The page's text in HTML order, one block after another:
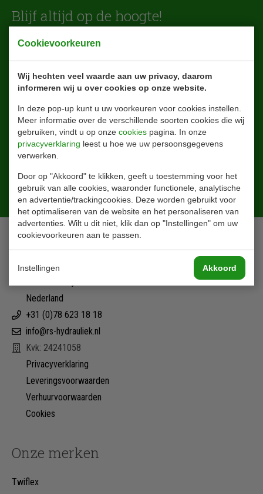
Cookievoorkeuren
Wij hechten veel waarde aan uw privacy, daarom
informeren wij u over cookies op onze website.
In deze pop-up kunt u uw voorkeuren voor cookies instellen.
Meer informatie over de verschillende soorten cookies die wij
gebruiken, vindt u op onze cookies pagina. In onze
privacyverklaring leest u hoe we uw persoonsgegevens
verwerken.
Door op "Akkoord" te klikken, geeft u toestemming voor het
gebruik van alle cookies, waaronder functionele, analytische
en advertentie/trackingcookies. Deze worden gebruikt voor
het optimaliseren van de website en het personaliseren van
advertenties. Wilt u dit niet, klik dan op "Instellingen" om uw
cookievoorkeuren aan te passen.
Instellingen Akkoord
Blijf altijd op de hoogte!
Aanmelden
Onze merken
Twiflex
Contact
Ohmstraat 42
Nederland
+31 (0)78 623 18 18
info@rs-hydrauliek.nl
Kvk: 24241058
Privacyverklaring
Leveringsvoorwaarden
Verhuurvoorwaarden
Cookies